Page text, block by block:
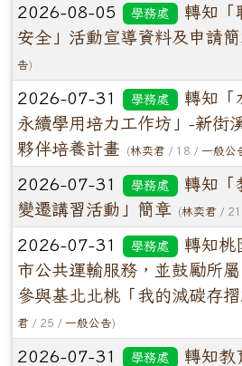
2026-08-05 學務處
轉知「
安全」活動宣導資料及申請
告)
2026-07-31 學務處
轉知「
永續學用培力工作坊」-新街
夥伴培養計畫
(林奕君 / 18 / 一般公
2026-07-31 學務處
轉知「
變遷講習活動」簡章
(林奕君 /
2026-07-31 學務處
轉知桃
市公共運輸服務，並鼓勵所
參與基北北桃「我的減碳存
君 / 25 / 一般公告)
2026-07-31 學務處
轉知教